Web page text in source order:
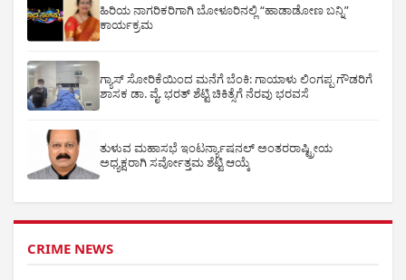
ಹಿರಿಯ ನಾಗರಿಕರಿಗಾಗಿ ಬೋಳೂರಿನಲ್ಲಿ “ಹಾಡಾಡೋಣ ಬನ್ನಿ”
ಕಾರ್ಯಕ್ರಮ
ಗ್ಯಾಸ್ ಸೋರಿಕೆಯಿಂದ ಮನೆಗೆ ಬೆಂಕಿ: ಗಾಯಾಳು ಲಿಂಗಪ್ಪ ಗೌಡರಿಗೆ
ಶಾಸಕ ಡಾ. ವೈ. ಭರತ್ ಶೆಟ್ಟಿ ಚಿಕಿತ್ಸೆಗೆ ನೆರವು ಭರವಸೆ
ತುಳುವ ಮಹಾಸಭೆ ಇಂಟರ್ನ್ಯಾಷನಲ್ ಅಂತರರಾಷ್ಟ್ರೀಯ
ಅಧ್ಯಕ್ಷರಾಗಿ ಸರ್ವೋತ್ತಮ ಶೆಟ್ಟಿ ಆಯ್ಕೆ
CRIME NEWS